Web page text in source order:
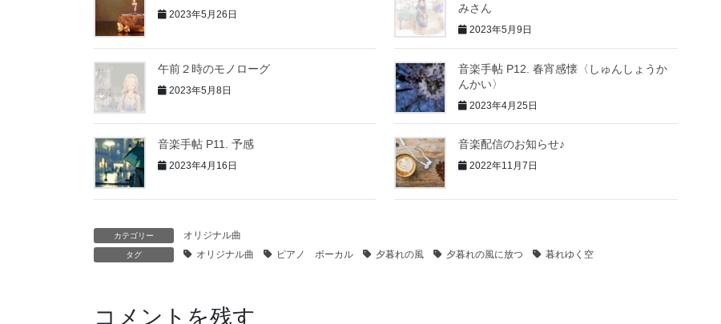
2023年5月26日
みさん
2023年5月9日
午前２時のモノローグ
2023年5月8日
音楽手帖 P12. 春宵感懐〈しゅんしょうか
んかい〉
2023年4月25日
音楽手帖 P11. 予感
2023年4月16日
音楽配信のお知らせ♪
2022年11月7日
カテゴリー オリジナル曲
タグ オリジナル曲 ピアノ ボーカル 夕暮れの風 夕暮れの風に放つ 暮れゆく空
コメントを残す